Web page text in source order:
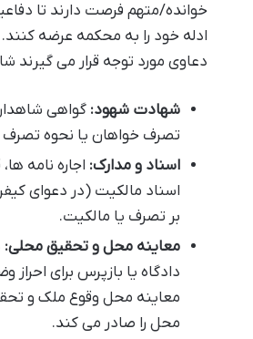
خوانده/متهم فرصت دارند تا
ادله خود را به محکمه عرضه
دعاوی مورد توجه قرار می گیرند
شهادت شهود: گواهی
تصرف خواهان یا نحوه تصرف
اسناد و مدارک: اجاره نامه
اسناد مالکیت (در دعوای
بر تصرف یا مالکیت.
معاینه محل و تحقیق محلی:
دادگاه یا بازپرس برای
معاینه محل وقوع ملک و
محل را صادر می کند.